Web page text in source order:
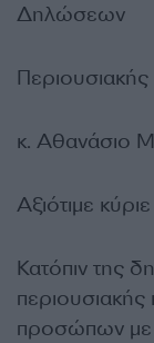
Δηλώσεων
κ. Αθανάσιο
Αξιότιμε
Κατόπιν της
περιουσιακής
προσώπων με